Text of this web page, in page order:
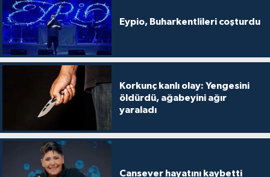
Eypio, Buharkentlileri coşturdu
Korkunç kanlı olay: Yengesini
öldürdü, ağabeyini ağır
yaraladı
Cansever hayatını kaybetti